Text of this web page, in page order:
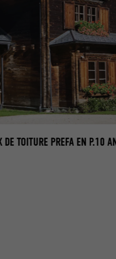
TOITURE PREFA EN P.10